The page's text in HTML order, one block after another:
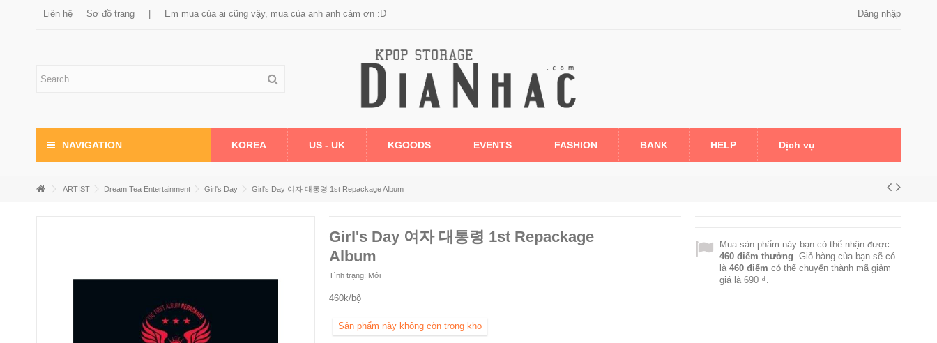
Liên hệ Sơ đồ trang Em mua của ai cũng vậy, mua của anh anh cám ơn :D Đăng nhập
NAVIGATION KOREA US - UK KGOODS EVENTS FASHION BANK HELP Dịch vụ
ARTIST Dream Tea Entertainment Girl's Day Girl's Day 여자 대통령 1st Repackage Album
Girl's Day 여자 대통령 1st Repackage
Album
Tình trạng: Mới
460k/bộ
Sản phẩm này không còn trong kho
Mua sản phẩm này bạn có thể nhận được
460điểm thưởng. Giỏ hàng của bạn sẽ có
là 460điểm có thể chuyển thành mã giảm
giá là 690 ₫.